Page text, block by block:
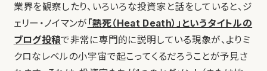
業界を観察したり、いろいろな投資家と話をしていると、ジ
ェリー・ノイマンが 「熱死（Heat Death）」というタイトルの
ブログ投稿で非常に専門的に説明している現象が、よりミ
クロなレベルの小宇宙で起こってくるだろうことが予見さ